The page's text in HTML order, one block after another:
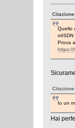
Quello
Prova
https://
Citazione
Io un
Hai